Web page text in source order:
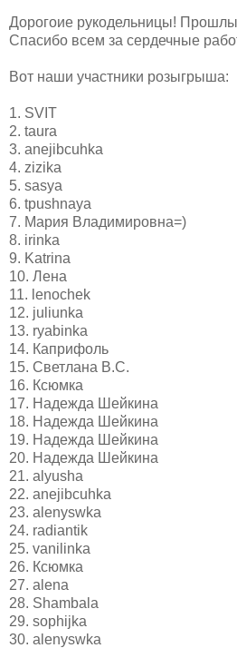
Дорогоие рукодельницы!
Спасибо всем за сердечные
Вот наши участники розыгрыша:
1. SVIT
2. taura
3. anejibcuhka
4. zizika
5. sasya
6. tpushnaya
7. Мария Владимировна=)
8. irinka
9. Katrina
10. Лена
11. lenochek
12. juliunka
13. ryabinka
14. Каприфоль
15. Светлана В.С.
16. Ксюмка
17. Надежда Шейкина
18. Надежда Шейкина
19. Надежда Шейкина
20. Надежда Шейкина
21. alyusha
22. anejibcuhka
23. alenyswka
24. radiantik
25. vanilinka
26. Ксюмка
27. alena
28. Shambala
29. sophijka
30. alenyswka